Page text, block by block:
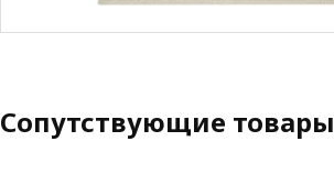
Сопутствующие товары